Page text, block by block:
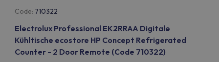
Code: 710322
Electrolux Professional EK2RRAA Digitale
Kühltische ecostore HP Concept Refrigerated
Counter - 2 Door Remote (Code 710322)